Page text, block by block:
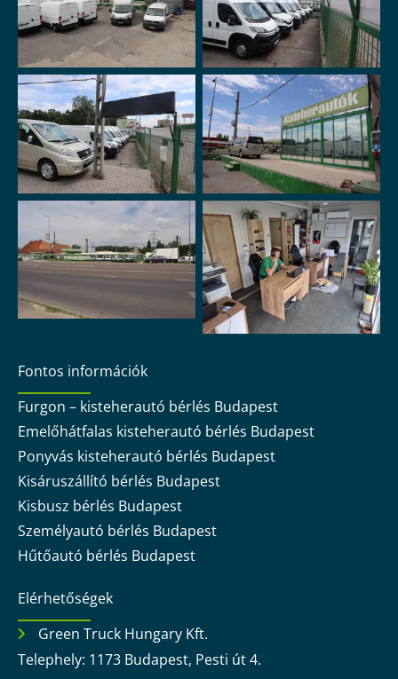
Fontos információk
Furgon – kisteherautó bérlés Budapest
Emelőhátfalas kisteherautó bérlés Budapest
Ponyvás kisteherautó bérlés Budapest
Kisáruszállító bérlés Budapest
Kisbusz bérlés Budapest
Személyautó bérlés Budapest
Hűtőautó bérlés Budapest
Elérhetőségek
Green Truck Hungary Kft.
Telephely: 1173 Budapest, Pesti út 4.